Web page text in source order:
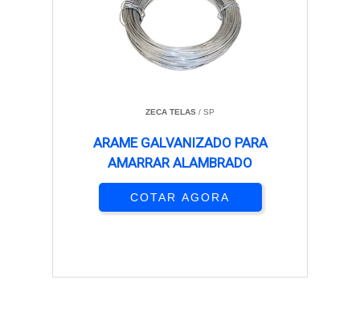
ZECA TELAS / SP
ARAME GALVANIZADO PARA
AMARRAR ALAMBRADO
COTAR AGORA